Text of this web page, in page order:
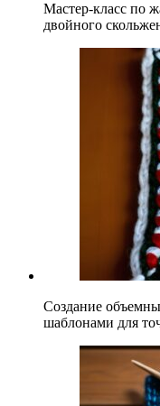
Мастер-класс по
двойного
Создание
шаблонами для